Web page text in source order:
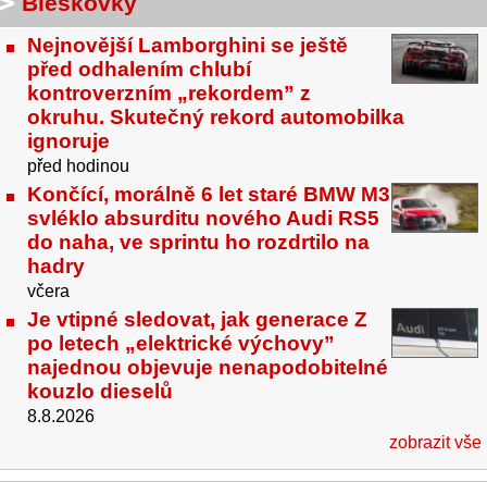
Nejnovější Lamborghini se ještě
před odhalením chlubí
kontroverzním „rekordem” z
okruhu. Skutečný rekord automobilka
ignoruje
před hodinou
Končící, morálně 6 let staré BMW M3
svléklo absurditu nového Audi RS5
do naha, ve sprintu ho rozdrtilo na
hadry
včera
Je vtipné sledovat, jak generace Z
po letech „elektrické výchovy”
najednou objevuje nenapodobitelné
kouzlo dieselů
8.8.2026
zobrazit vše